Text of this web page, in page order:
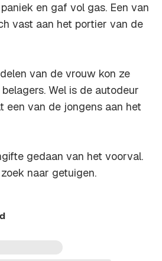
en gaf vol gas. Een van
vast aan het portier van de
van de vrouw kon ze
Wel is de autodeur
een van de jongens aan het
gedaan van het voorval.
naar getuigen.